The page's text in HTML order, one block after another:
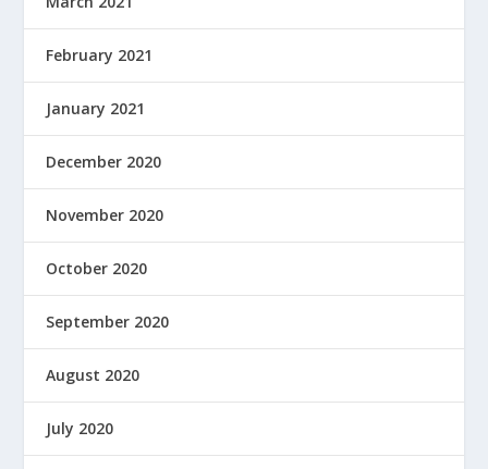
February 2021
January 2021
December 2020
November 2020
October 2020
September 2020
August 2020
July 2020